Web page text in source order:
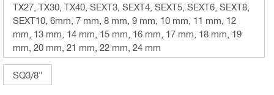
TX27, TX30, TX40, SEXT3, SEXT4, SEXT5, SEXT6, SEXT8,
SEXT10, 6mm, 7 mm, 8 mm, 9 mm, 10 mm, 11 mm, 12
mm, 13 mm, 14 mm, 15 mm, 16 mm, 17 mm, 18 mm, 19
mm, 20 mm, 21 mm, 22 mm, 24 mm
SQ3/8"